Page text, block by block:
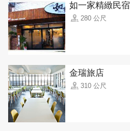
如一家精緻民宿
280 公尺
金瑞旅店
310 公尺